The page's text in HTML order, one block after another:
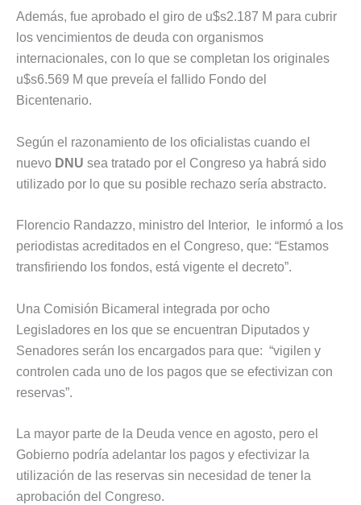
Además, fue aprobado el giro de u$s2.187 M para cubrir
los vencimientos de deuda con organismos
internacionales, con lo que se completan los originales
u$s6.569 M que preveía el fallido Fondo del
Bicentenario.
Según el razonamiento de los oficialistas cuando el
nuevo DNU sea tratado por el Congreso ya habrá sido
utilizado por lo que su posible rechazo sería abstracto.
Florencio Randazzo, ministro del Interior, le informó a los
periodistas acreditados en el Congreso, que: “Estamos
transfiriendo los fondos, está vigente el decreto”.
Una Comisión Bicameral integrada por ocho
Legisladores en los que se encuentran Diputados y
Senadores serán los encargados para que: “vigilen y
controlen cada uno de los pagos que se efectivizan con
reservas”.
La mayor parte de la Deuda vence en agosto, pero el
Gobierno podría adelantar los pagos y efectivizar la
utilización de las reservas sin necesidad de tener la
aprobación del Congreso.